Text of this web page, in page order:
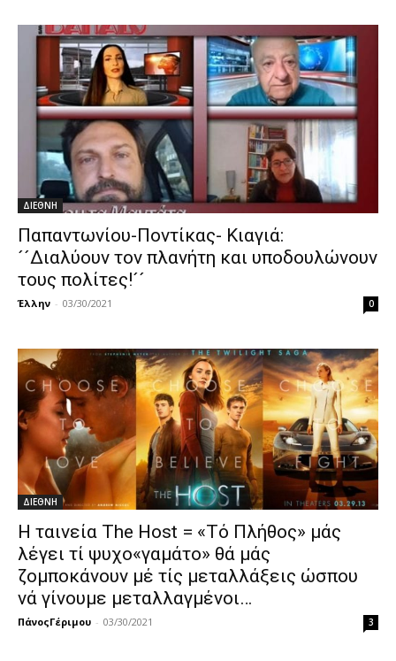
ΔΙΕΘΝΗ
Παπαντωνίου-Ποντίκας- Κιαγιά:
´´Διαλύουν τον πλανήτη και υποδουλώνουν
τους πολίτες!´´
Έλλην - 03/30/2021 0
ΔΙΕΘΝΗ
Η ταινεία The Host = «Τό Πλήθος» μάς
λέγει τί ψυχο«γαμάτο» θά μάς
ζομποκάνουν μέ τίς μεταλλάξεις ώσπου
νά γίνουμε μεταλλαγμένοι…
ΠάνοςΓέριμου - 03/30/2021 3